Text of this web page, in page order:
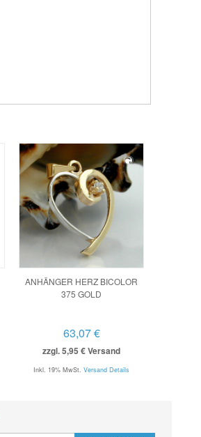
ANHÄNGER HERZ BICOLOR
375 GOLD
63,07 €
zzgl. 5,95 € Versand
Inkl. 19% MwSt. Versand Details